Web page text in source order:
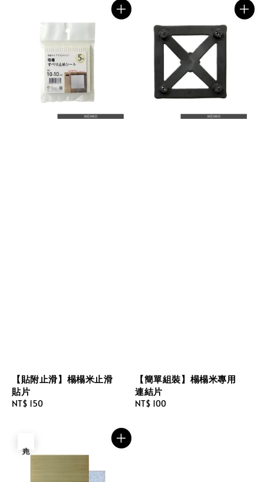
【貼附止滑】榻榻米止滑
貼片
Regular
NT$ 150
【簡單組裝】榻榻米專用
連結片
Regular
NT$ 100